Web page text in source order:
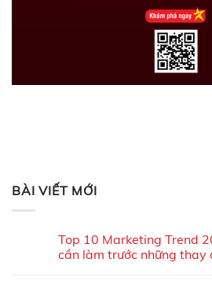
BÀI VIẾT MỚI
Top 10 Marketing Trend
cần làm trước những thay